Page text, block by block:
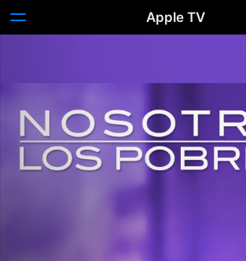
Apple TV